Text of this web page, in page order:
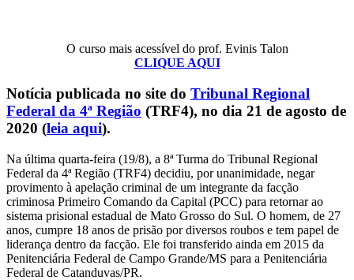
O curso mais acessível do prof. Evinis Talon
CLIQUE AQUI
Notícia publicada no site do Tribunal Regional
Federal da 4ª Região (TRF4), no dia 21 de agosto de
2020 (leia aqui).
Na última quarta-feira (19/8), a 8ª Turma do Tribunal Regional
Federal da 4ª Região (TRF4) decidiu, por unanimidade, negar
provimento à apelação criminal de um integrante da facção
criminosa Primeiro Comando da Capital (PCC) para retornar ao
sistema prisional estadual de Mato Grosso do Sul. O homem, de 27
anos, cumpre 18 anos de prisão por diversos roubos e tem papel de
liderança dentro da facção. Ele foi transferido ainda em 2015 da
Penitenciária Federal de Campo Grande/MS para a Penitenciária
Federal de Catanduvas/PR.